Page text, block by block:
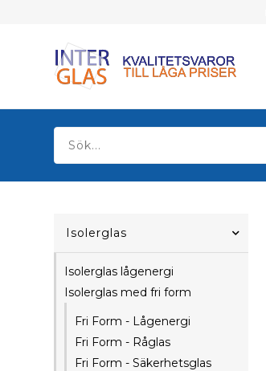
Isolerglas
Isolerglas lågenergi
Isolerglas med fri form
Fri Form - Lågenergi
Fri Form - Råglas
Fri Form - Säkerhetsglas